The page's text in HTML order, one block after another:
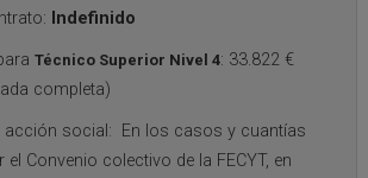
Indefinido
Técnico Superior Nivel 4: 33.822 €
completa)
acción social: En los casos y cuantías
Convenio colectivo de la FECYT, en